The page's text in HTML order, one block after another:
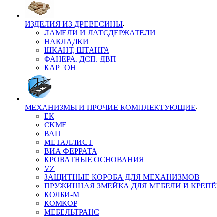
ИЗДЕЛИЯ ИЗ ДРЕВЕСИНЫ
ЛАМЕЛИ И ЛАТОДЕРЖАТЕЛИ
НАКЛАДКИ
ШКАНТ, ШТАНГА
ФАНЕРА, ДСП, ДВП
КАРТОН
МЕХАНИЗМЫ И ПРОЧИЕ КОМПЛЕКТУЮЩИЕ
ЕК
CKMF
ВАП
МЕТАЛЛИСТ
ВИА ФЕРРАТА
КРОВАТНЫЕ ОСНОВАНИЯ
VZ
ЗАЩИТНЫЕ КОРОБА ДЛЯ МЕХАНИЗМОВ
ПРУЖИННАЯ ЗМЕЙКА ДЛЯ МЕБЕЛИ И
КОЛБИ-М
КОМКОР
МЕБЕЛЬТРАНС